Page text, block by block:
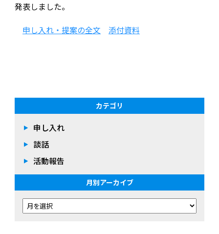
発表しました。
申し入れ・提案の全文
添付資料
カテゴリ
申し入れ
談話
活動報告
月別アーカイブ